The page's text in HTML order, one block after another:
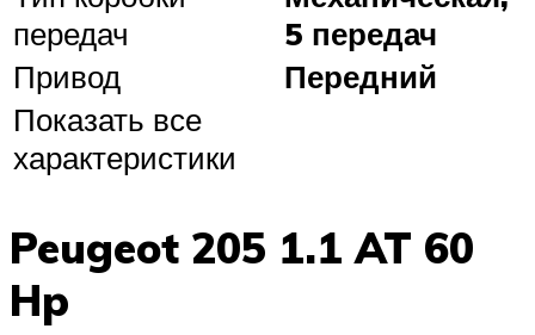
передач
5 передач
Привод
Передний
Показать все
характеристики
Peugeot 205 1.1 AT 60
Hp